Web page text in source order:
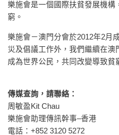
樂施會是一個國際扶貧發展機構
窮。
樂施會－澳門分會於2012年2月
災及倡議工作外，我們繼續在澳
成為世界公民，共同改變導致貧
傳媒查詢，請聯絡：
周敏盈Kit Chau
樂施會助理傳訊幹事–香港
電話：+852 3120 5272